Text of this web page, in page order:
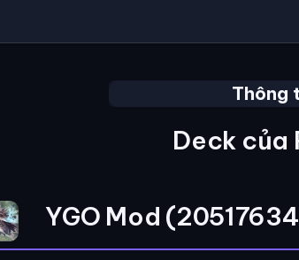
Thông
Deck của
YGO Mod